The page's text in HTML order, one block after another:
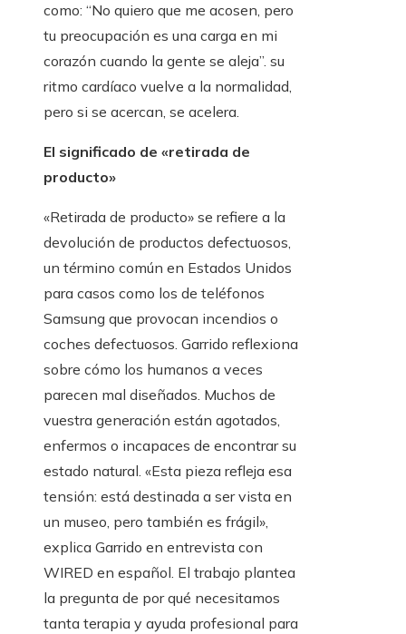
como: “No quiero que me acosen, pero
tu preocupación es una carga en mi
corazón cuando la gente se aleja”. su
ritmo cardíaco vuelve a la normalidad,
pero si se acercan, se acelera.
El significado de «retirada de
producto»
«Retirada de producto» se refiere a la
devolución de productos defectuosos,
un término común en Estados Unidos
para casos como los de teléfonos
Samsung que provocan incendios o
coches defectuosos. Garrido reflexiona
sobre cómo los humanos a veces
parecen mal diseñados. Muchos de
vuestra generación están agotados,
enfermos o incapaces de encontrar su
estado natural. «Esta pieza refleja esa
tensión: está destinada a ser vista en
un museo, pero también es frágil»,
explica Garrido en entrevista con
WIRED en español. El trabajo plantea
la pregunta de por qué necesitamos
tanta terapia y ayuda profesional para